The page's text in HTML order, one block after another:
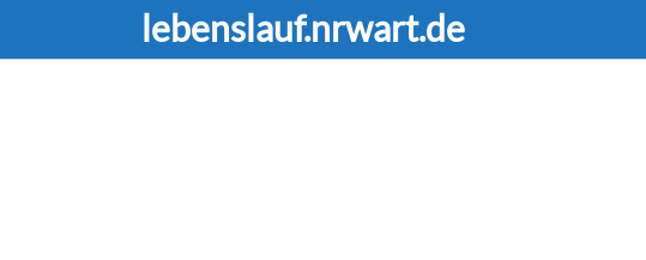
lebenslauf.nrwart.de